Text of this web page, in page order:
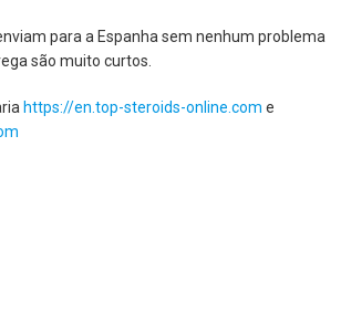
para a Espanha sem nenhum problema
são muito curtos.
https://en.top-steroids-online.com e